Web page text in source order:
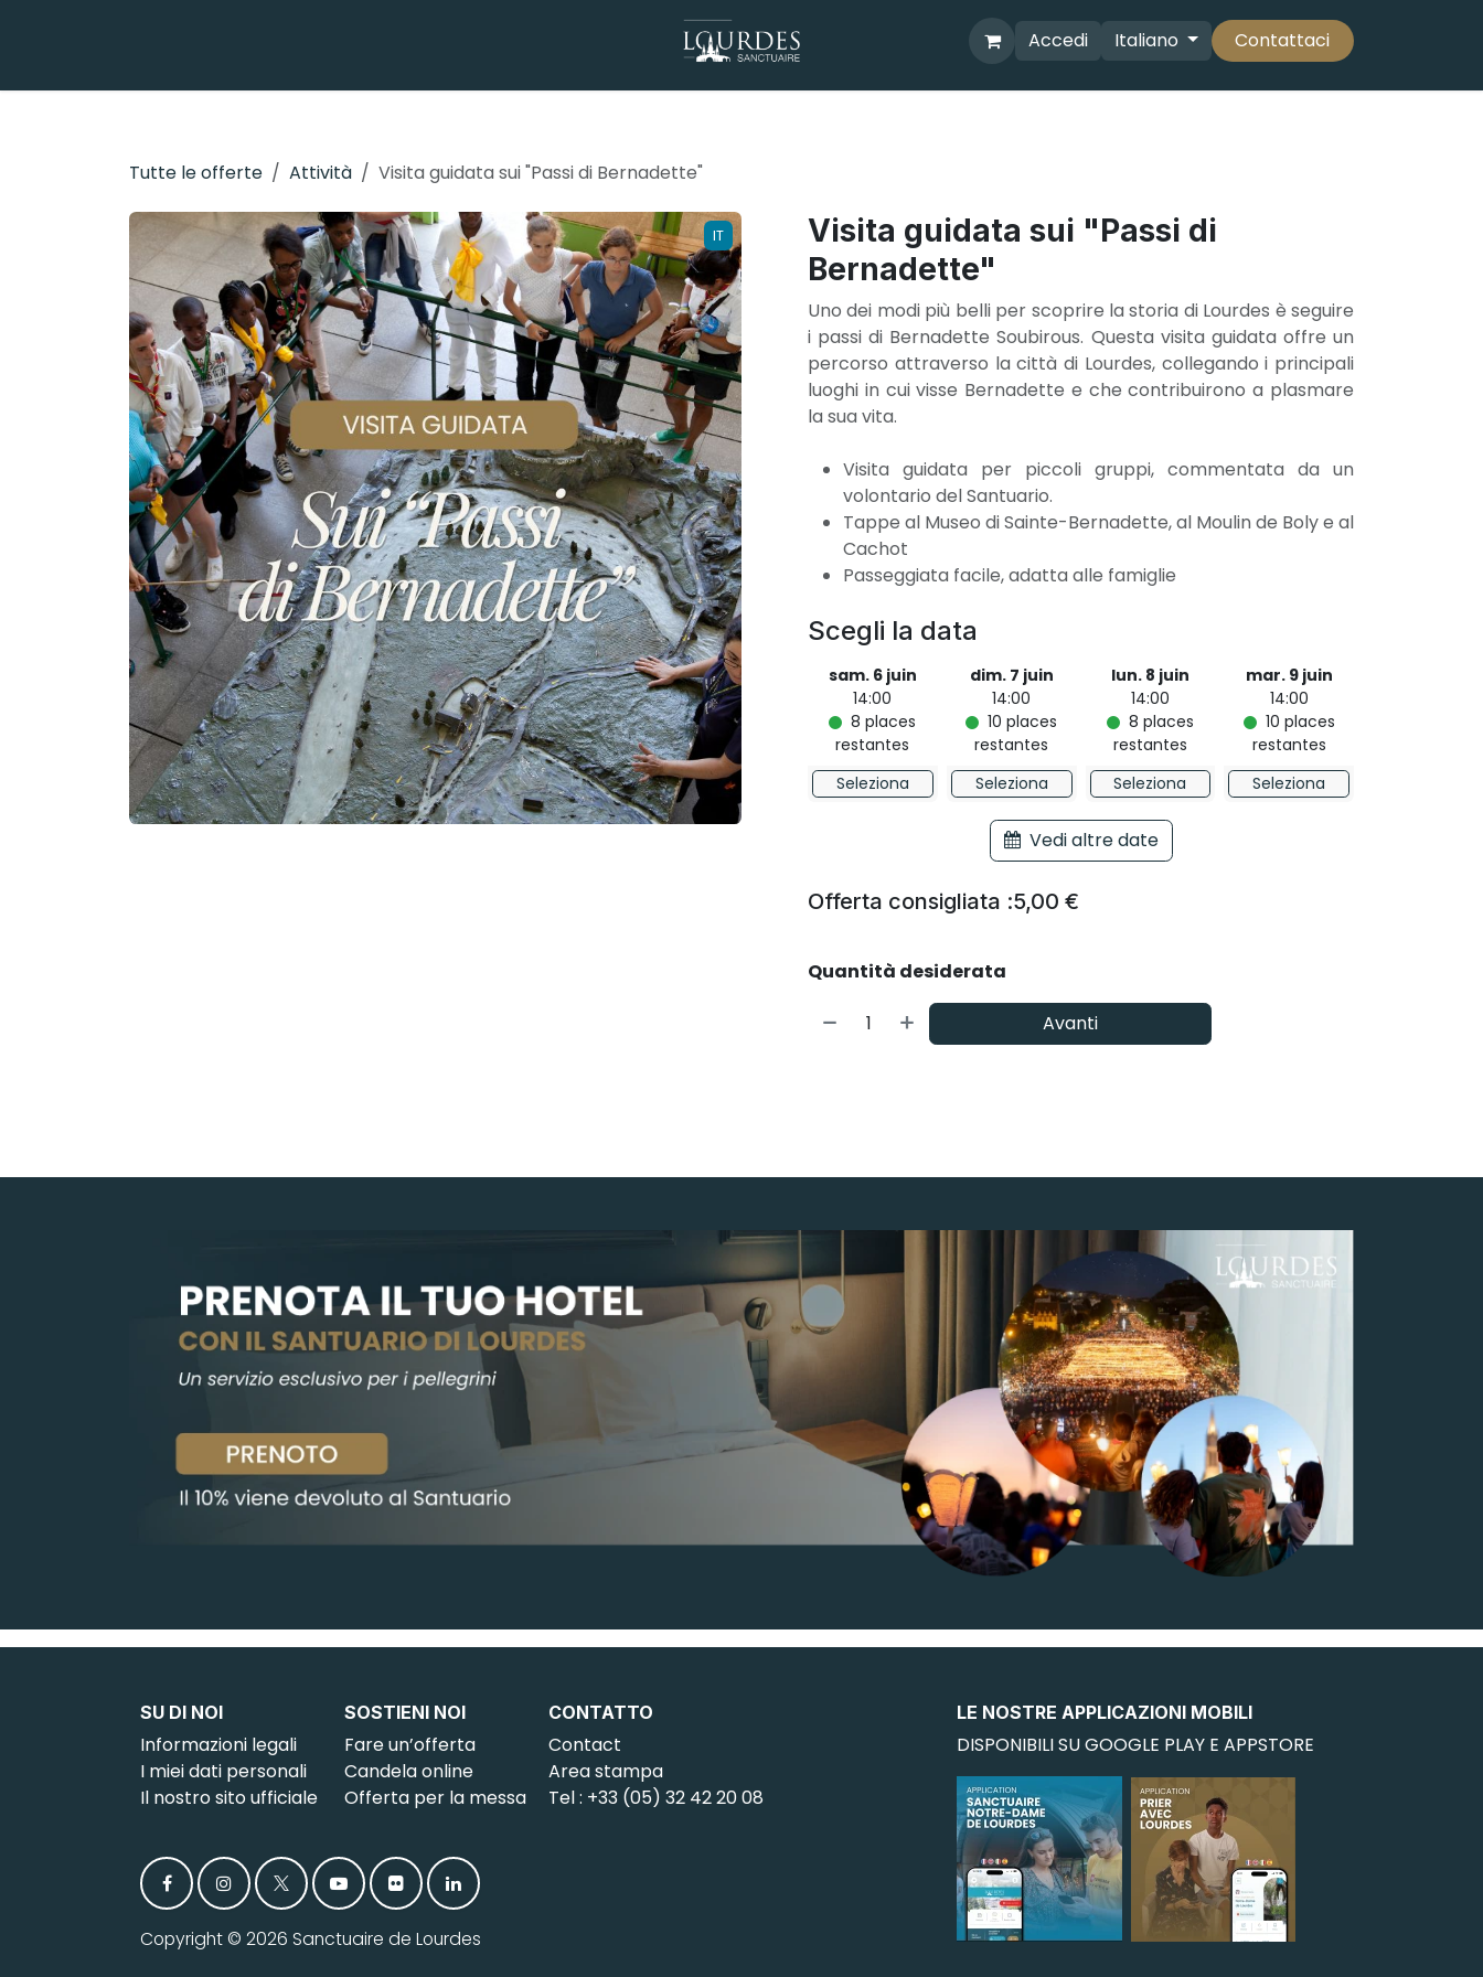
Accedi
Italiano Contattaci
Tutte le offerte Attività Visita guidata sui "Passi di Bernadette"
IT
Visita guidata sui "Passi di
Bernadette"
Uno dei modi più belli per scoprire la storia di Lourdes è seguire
i passi di Bernadette Soubirous. Questa visita guidata offre un
percorso attraverso la città di Lourdes, collegando i principali
luoghi in cui visse Bernadette e che contribuirono a plasmare
la sua vita.
Visita guidata per piccoli gruppi, commentata da un
volontario del Santuario.
Tappe al Museo di Sainte-Bernadette, al Moulin de Boly e al
Cachot
Passeggiata facile, adatta alle famiglie
Scegli la data
sam. 6 juin
14:00
8 places
restantes
Seleziona
dim. 7 juin
14:00
10 places
restantes
Seleziona
lun. 8 juin
14:00
8 places
restantes
Seleziona
mar. 9 juin
14:00
10 places
restantes
Seleziona
Vedi altre date
Offerta consigliata :5,00 €
Avanti
Quantità desiderata
SU DI NOI
Informazioni legali
I miei dati personali
Il nostro sito ufficiale
SOSTIENI NOI
Fare un’offerta
Candela online
Offerta per la messa
LE NOSTRE APPLICAZIONI MOBILI
DISPONIBILI SU GOOGLE PLAY E APPSTORE
CONTATTO
Contact
Area stampa
Tel : +33 (05) 32 42 20 08
Copyright © 2026 Sanctuaire de Lourdes